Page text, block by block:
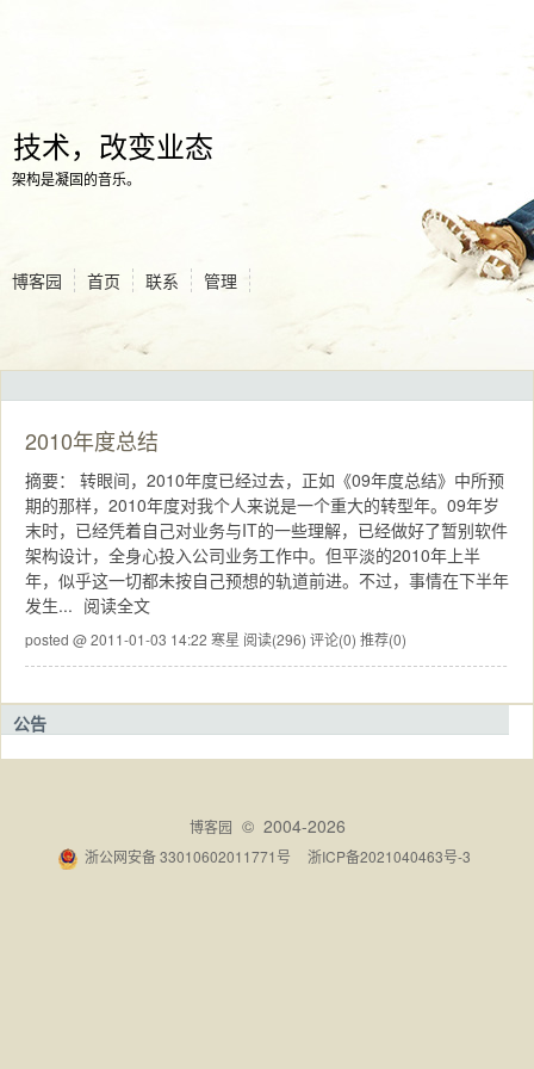
技术，改变业态
架构是凝固的音乐。
博客园 首页 联系 管理
2010年度总结
摘要： 转眼间，2010年度已经过去，正如《09年度总结》中所预
期的那样，2010年度对我个人来说是一个重大的转型年。09年岁
末时，已经凭着自己对业务与IT的一些理解，已经做好了暂别软件
架构设计，全身心投入公司业务工作中。但平淡的2010年上半
年，似乎这一切都未按自己预想的轨道前进。不过，事情在下半年
发生... 阅读全文
posted @ 2011-01-03 14:22 寒星 阅读(296) 评论(0) 推荐(0)
公告
博客园 © 2004-2026
浙公网安备 33010602011771号 浙ICP备2021040463号-3